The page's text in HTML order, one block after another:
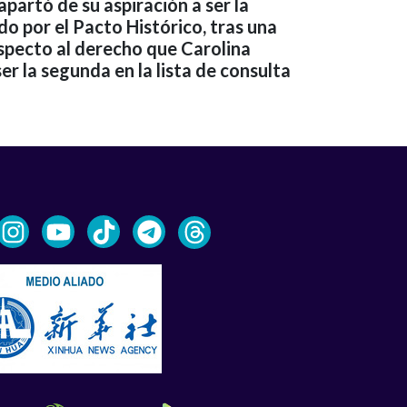
de su aspiración a ser la
por el Pacto Histórico, tras una
al derecho que Carolina
la segunda en la lista de consulta